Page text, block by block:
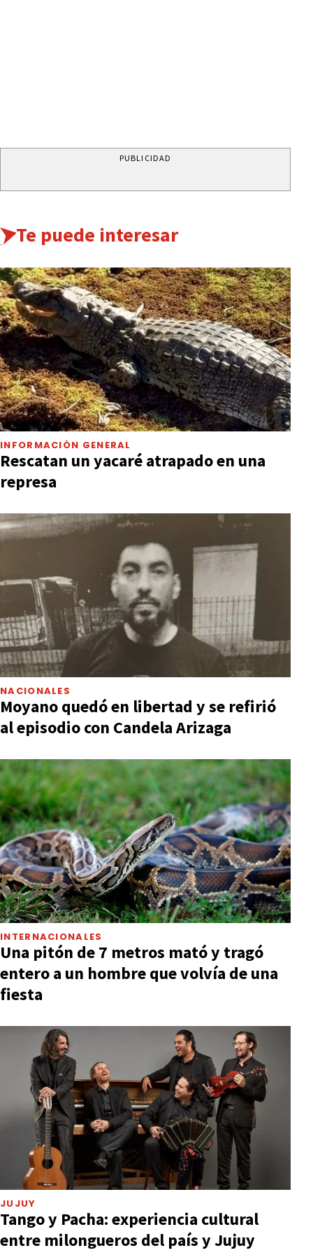
PUBLICIDAD
Te puede interesar
INFORMACIÓN GENERAL
Rescatan un yacaré atrapado en una
represa
NACIONALES
Moyano quedó en libertad y se refirió
al episodio con Candela Arizaga
INTERNACIONALES
Una pitón de 7 metros mató y tragó
entero a un hombre que volvía de una
fiesta
JUJUY
Tango y Pacha: experiencia cultural
entre milongueros del país y Jujuy